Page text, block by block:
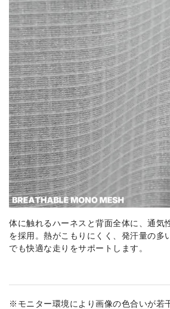
体に触れるハーネスと背面全体に、通気
を採用。熱がこもりにくく、発汗量の多
でも快適な走りをサポートします。
※モニター環境により画像の色合いが若